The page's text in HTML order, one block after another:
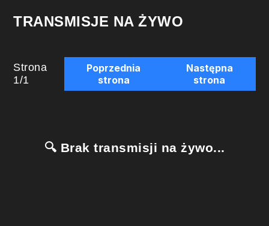
TRANSMISJE NA ŻYWO
Strona
1/1
Poprzednia
strona
Następna
strona
🔍 Brak transmisji na żywo...